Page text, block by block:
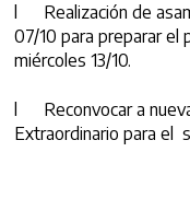
l Realización de
07/10 para preparar el
miércoles 13/10.
l Reconvocar a
Extraordinario para el